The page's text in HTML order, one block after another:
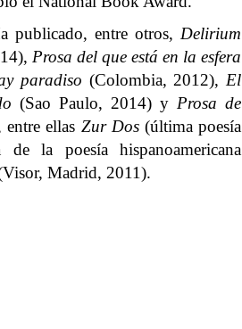
publicado, entre otros, Delirium
Prosa del que está en la esfera
paradiso (Colombia, 2012), El
(Sao Paulo, 2014) y Prosa de
ellas Zur Dos(última poesía
la poesía hispanoamericana
Madrid, 2011).